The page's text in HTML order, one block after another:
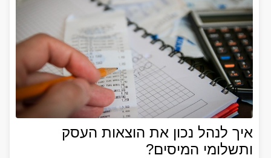
איך לנהל נכון את הוצאות העסק
ותשלומי המיסים?